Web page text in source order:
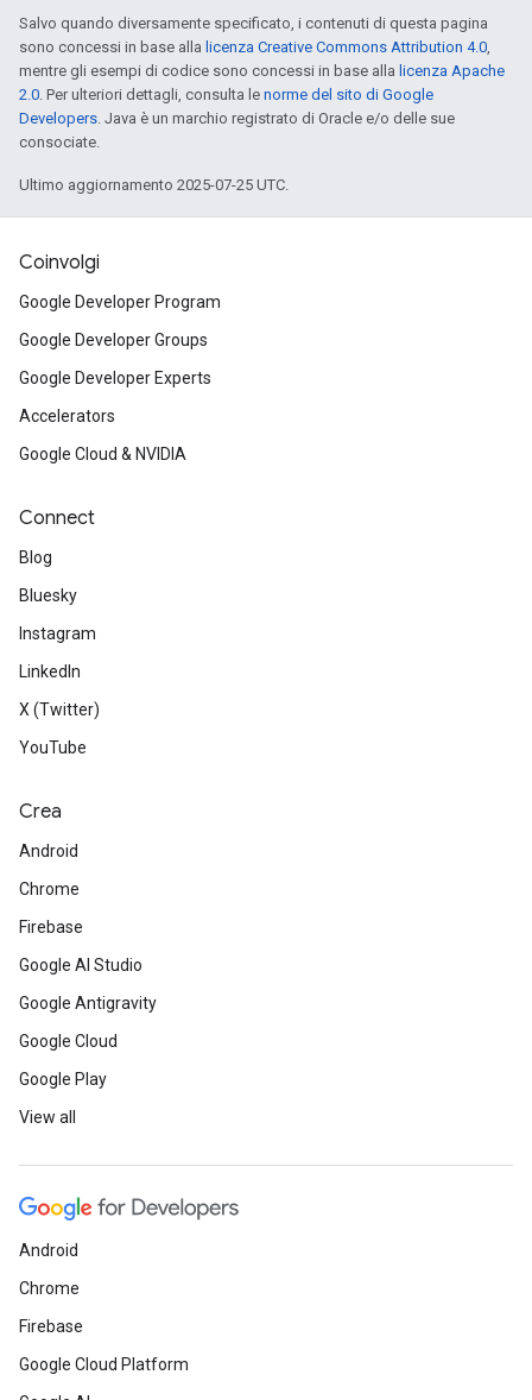
Salvo quando diversamente specificato, i contenuti di questa pagina
sono concessi in base alla licenza Creative Commons Attribution 4.0,
mentre gli esempi di codice sono concessi in base alla licenza Apache
2.0. Per ulteriori dettagli, consulta le norme del sito di Google
Developers. Java è un marchio registrato di Oracle e/o delle sue
consociate.
Ultimo aggiornamento 2025-07-25 UTC.
Coinvolgi
Google Developer Program
Google Developer Groups
Google Developer Experts
Accelerators
Google Cloud & NVIDIA
Connect
Blog
Bluesky
Instagram
LinkedIn
X (Twitter)
YouTube
Crea
Android
Chrome
Firebase
Google AI Studio
Google Antigravity
Google Cloud
Google Play
View all
Android
Chrome
Firebase
Google Cloud Platform